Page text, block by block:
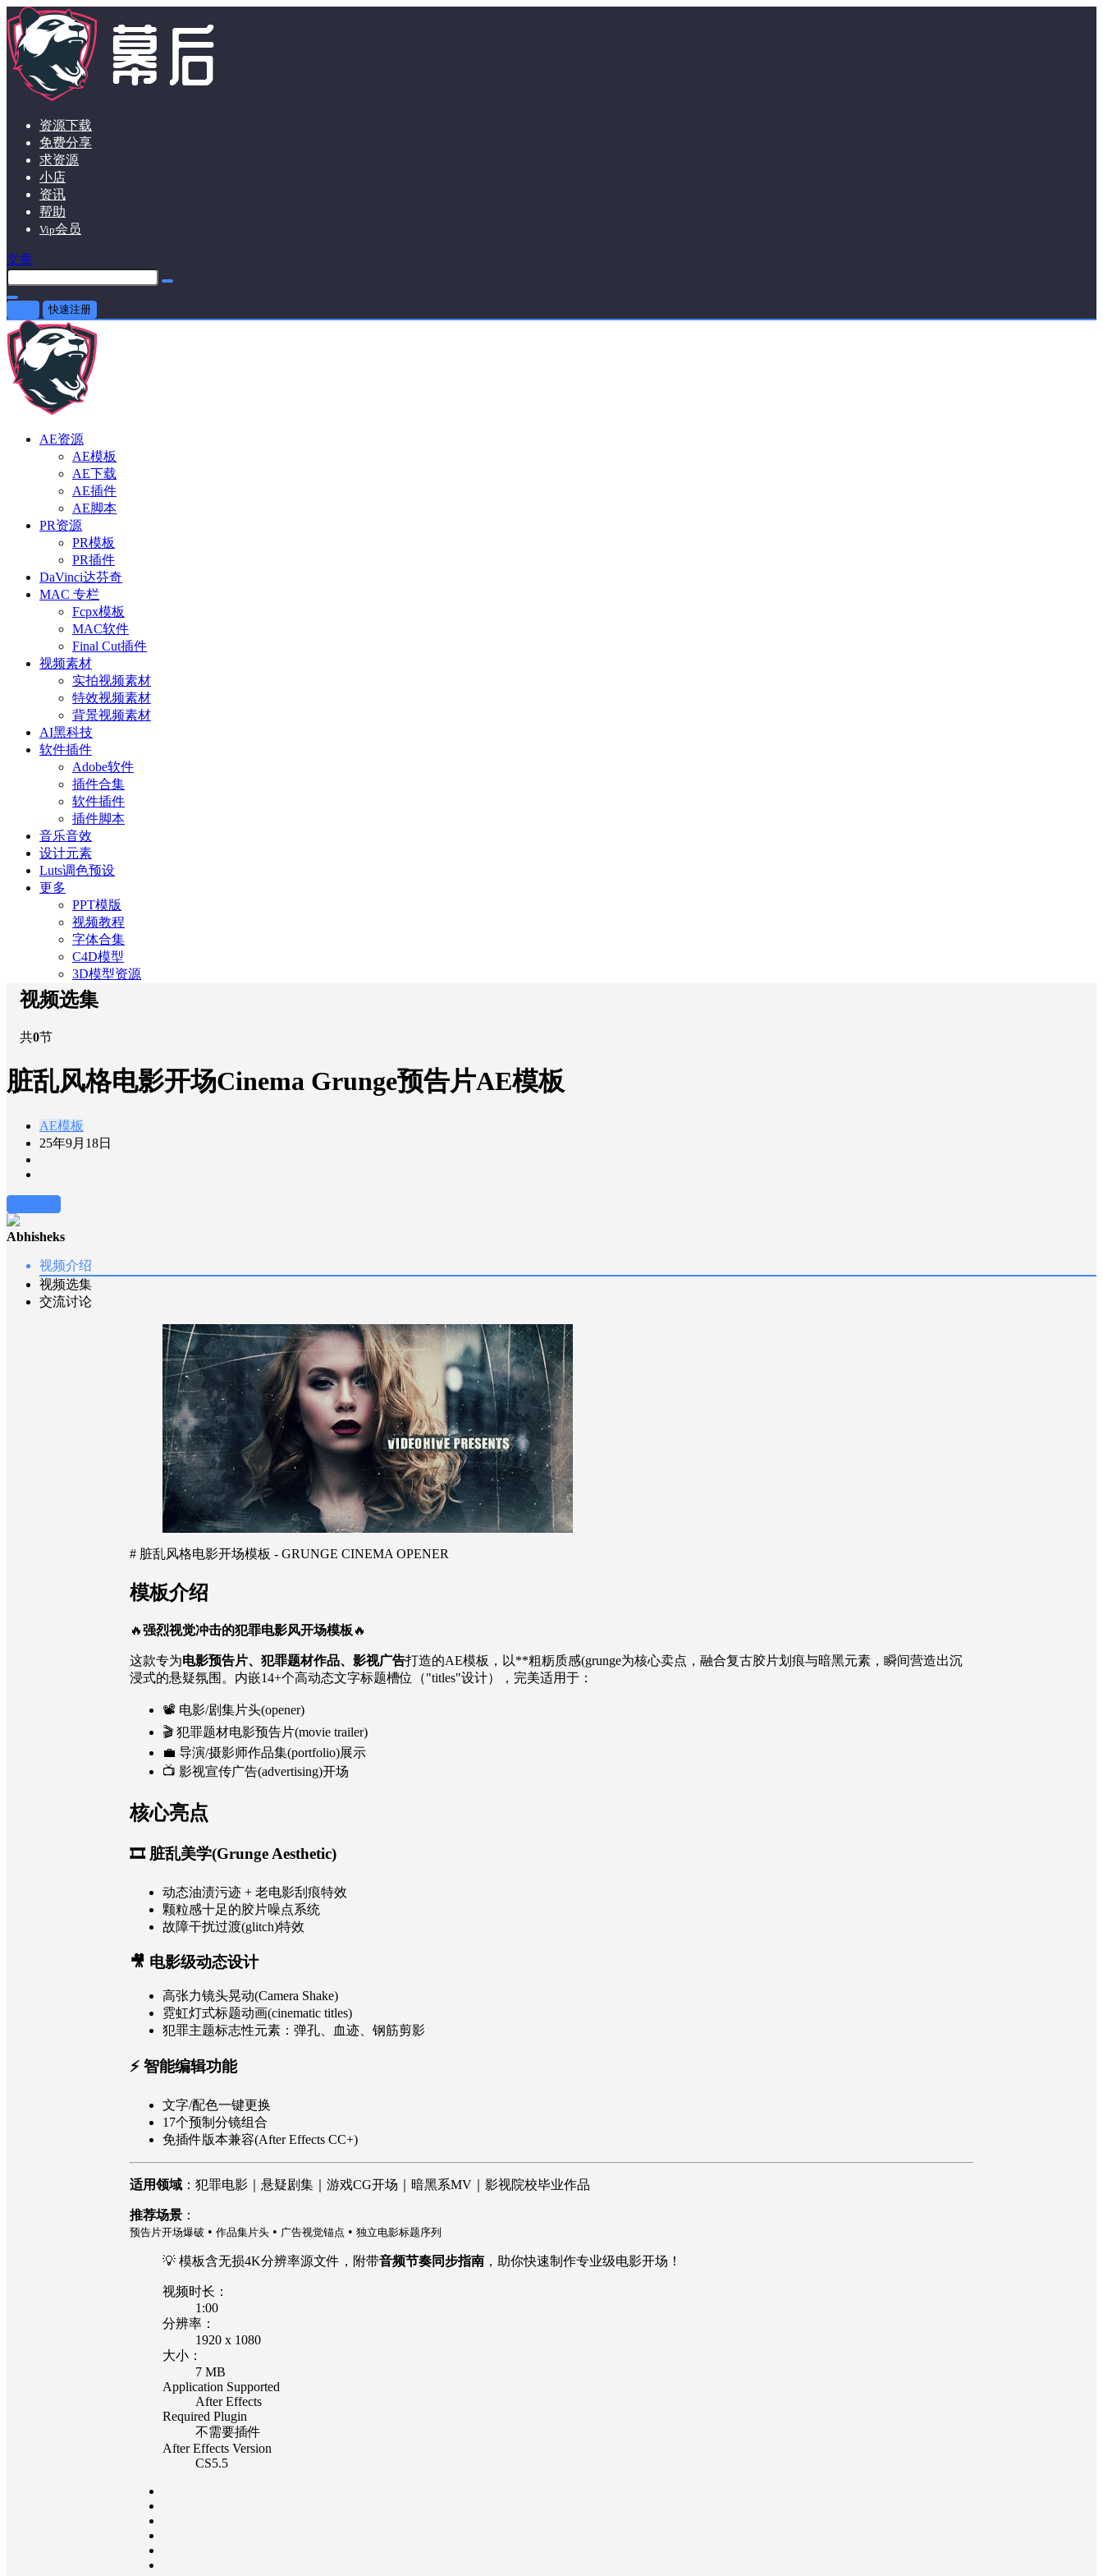
资源下载
免费分享
求资源
小店
资讯
帮助
Vip会员
文章
快速注册
AE资源
AE模板
AE下载
AE插件
AE脚本
PR资源
PR模板
PR插件
DaVinci达芬奇
MAC 专栏
Fcpx模板
MAC软件
Final Cut插件
视频素材
实拍视频素材
特效视频素材
背景视频素材
AI黑科技
软件插件
Adobe软件
插件合集
软件插件
插件脚本
音乐音效
设计元素
Luts调色预设
更多
PPT模版
视频教程
字体合集
C4D模型
3D模型资源
视频选集
共0节
脏乱风格电影开场Cinema Grunge预告片AE模板
AE模板
25年9月18日
Abhisheks
视频介绍
视频选集
交流讨论
# 脏乱风格电影开场模板 - GRUNGE CINEMA OPENER
模板介绍
🔥强烈视觉冲击的犯罪电影风开场模板 🔥
这款专为电影预告片、犯罪题材作品、影视广告打造的AE模板，以**粗粝质感(grunge为核心卖点，融合复古胶片划痕与暗黑元素，瞬间营造出沉
浸式的悬疑氛围。内嵌14+个高动态文字标题槽位（"titles"设计），完美适用于：
📽 电影/剧集片头(opener)
🎬 犯罪题材电影预告片(movie trailer)
💼 导演/摄影师作品集(portfolio)展示
📺 影视宣传广告(advertising)开场
核心亮点
🎞 脏乱美学(Grunge Aesthetic)
动态油渍污迹 + 老电影刮痕特效
颗粒感十足的胶片噪点系统
故障干扰过渡(glitch)特效
🎥 电影级动态设计
高张力镜头晃动(Camera Shake)
霓虹灯式标题动画(cinematic titles)
犯罪主题标志性元素：弹孔、血迹、钢筋剪影
⚡️ 智能编辑功能
文字/配色一键更换
17个预制分镜组合
免插件版本兼容(After Effects CC+)
适用领域 ：犯罪电影｜悬疑剧集｜游戏CG开场｜暗黑系MV｜影视院校毕业作品
推荐场景 ：
预告片开场爆破 • 作品集片头 • 广告视觉锚点 • 独立电影标题序列
💡 模板含无损4K分辨率源文件，附带音频节奏同步指南 ，助你快速制作专业级电影开场！
视频时长：
1:00
分辨率：
1920 x 1080
大小：
7 MB
Application Supported
After Effects
Required Plugin
不需要插件
After Effects Version
CS5.5